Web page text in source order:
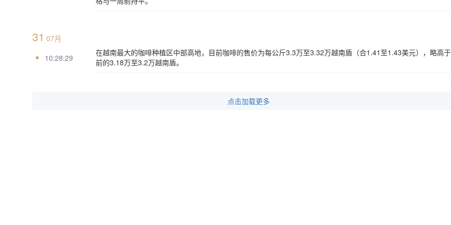
31 07月
10:28:29
在越南最大的咖啡种植区中部高地，目前咖啡的售价为每公斤3.3万至3.32万越南盾（合1.41至1.43美元），略高
前的3.18万至3.2万越南盾。
点击加载更多